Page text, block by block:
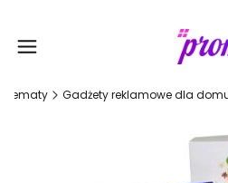
Tematy Gadżety reklamowe dla